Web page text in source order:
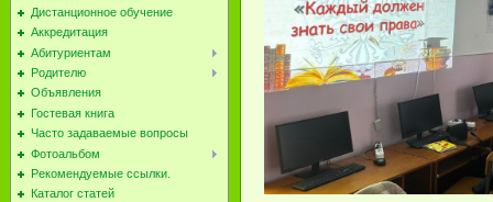
Дистанционное обучение
Аккредитация
Абитуриентам
Родителю
Объявления
Гостевая книга
Часто задаваемые вопросы
Фотоальбом
Рекомендуемые ссылки.
Каталог статей